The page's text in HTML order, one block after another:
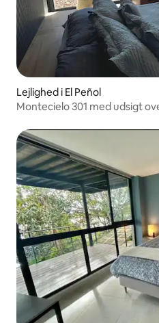
Lejlighed i El Peñol
Montecielo 301 med udsigt